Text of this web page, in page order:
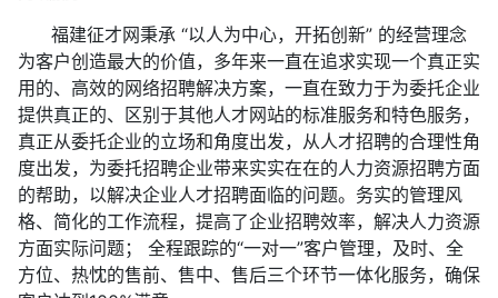
福建征才网秉承 “以人为中心，开拓创新” 的经营理念
为客户创造最大的价值，多年来一直在追求实现一个真正实
用的、高效的网络招聘解决方案，一直在致力于为委托企业
提供真正的、区别于其他人才网站的标准服务和特色服务，
真正从委托企业的立场和角度出发，从人才招聘的合理性角
度出发，为委托招聘企业带来实实在在的人力资源招聘方面
的帮助，以解决企业人才招聘面临的问题。务实的管理风
格、简化的工作流程，提高了企业招聘效率，解决人力资源
方面实际问题； 全程跟踪的“一对一”客户管理，及时、全
方位、热忱的售前、售中、售后三个环节一体化服务，确保